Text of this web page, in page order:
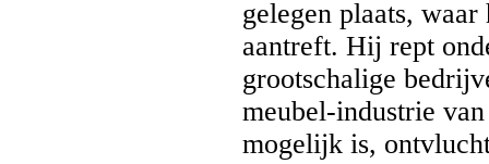
gelegen plaats,
aantreft. Hij rept
grootschalige
meubel-industrie
mogelijk is,